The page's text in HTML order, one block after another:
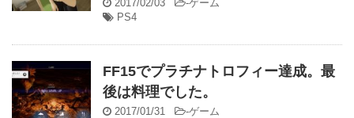
2017/02/03 -ゲーム
PS4
FF15でプラチナトロフィー達成。最
後は料理でした。
2017/01/31 -ゲーム